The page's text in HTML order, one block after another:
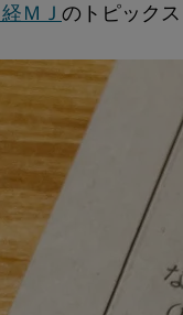
ＭＪ のトピックス